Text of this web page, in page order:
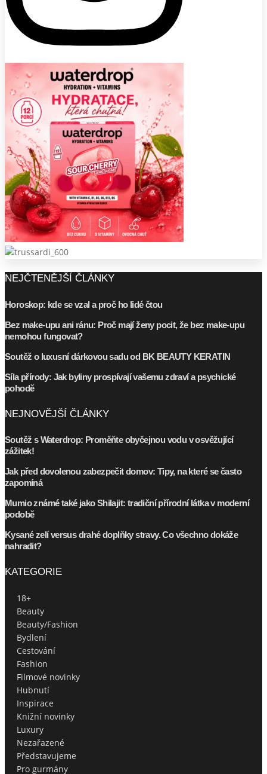
NEJČTENĚJŠÍ ČLÁNKY
Horoskop: kde se vzal a proč ho lidé čtou
Bez make-upu ani ránu: Proč mají ženy pocit, že bez make-upu
nemohou fungovat?
Soutěž o luxusní dárkovou sadu od BK BEAUTY KERATIN
Síla přírody: Jak byliny prospívají vašemu zdraví a psychické
pohodě
NEJNOVĚJŠÍ ČLÁNKY
Soutěž s Waterdrop: Proměňte obyčejnou vodu v osvěžující
zážitek!
Jak před dovolenou zabezpečit domov: Tipy, na které se často
zapomíná
Mumio známé také jako Shilajit: tradiční přírodní látka v moderní
podobě
Kysané zelí versus drahé doplňky stravy. Co všechno dokáže
nahradit?
KATEGORIE
18+
Beauty
Beauty/Fashion
Bydlení
Cestování
Fashion
Filmové novinky
Hubnutí
Inspirace
Knižní novinky
Luxury
Nezařazené
Představujeme
Pro gurmány